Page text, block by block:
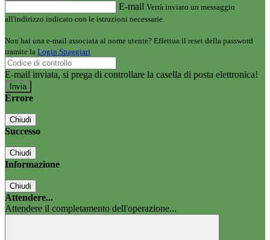
E-mail Verrà inviato un messaggio
all'indirizzo indicato con le istruzioni necessarie.
Non hai una e-mail associata al nome utente? Effettua il reset della password
tramite la Login Spaggiari
E-mail inviata, si prega di controllare la casella di posta elettronica!
Errore
Chiudi
Successo
Chiudi
Informazione
Chiudi
Attendere...
Attendere il completamento dell'operazione...